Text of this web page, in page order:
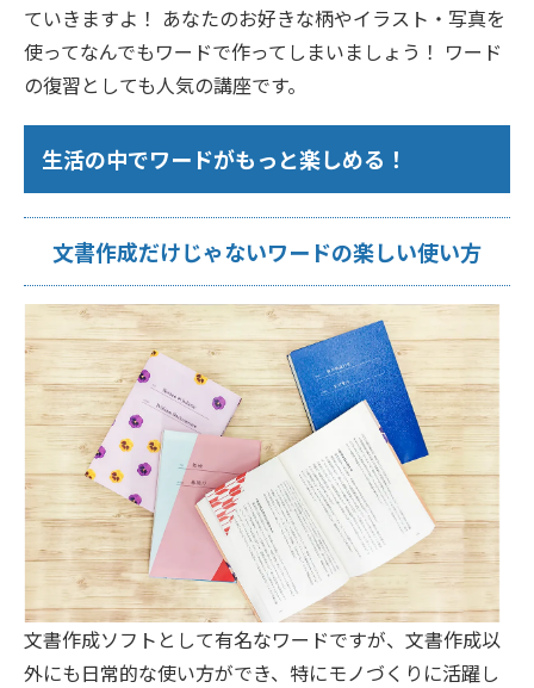
ていきますよ！ あなたのお好きな柄やイラスト・写真を
使ってなんでもワードで作ってしまいましょう！ ワード
の復習としても人気の講座です。
生活の中でワードがもっと楽しめる！
文書作成だけじゃないワードの楽しい使い方
文書作成ソフトとして有名なワードですが、文書作成以
外にも日常的な使い方ができ、特にモノづくりに活躍し